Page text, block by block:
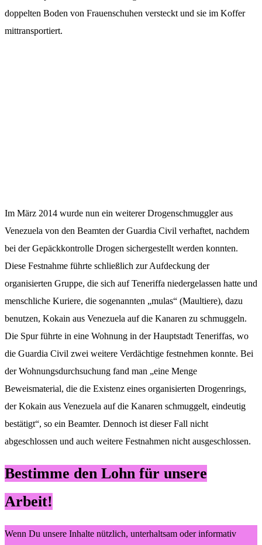
doppelten Boden von Frauenschuhen versteckt und sie im Koffer
mittransportiert.
Im März 2014 wurde nun ein weiterer Drogenschmuggler aus
Venezuela von den Beamten der Guardia Civil verhaftet, nachdem
bei der Gepäckkontrolle Drogen sichergestellt werden konnten.
Diese Festnahme führte schließlich zur Aufdeckung der
organisierten Gruppe, die sich auf Teneriffa niedergelassen hatte und
menschliche Kuriere, die sogenannten „mulas“ (Maultiere), dazu
benutzen, Kokain aus Venezuela auf die Kanaren zu schmuggeln.
Die Spur führte in eine Wohnung in der Hauptstadt Teneriffas, wo
die Guardia Civil zwei weitere Verdächtige festnehmen konnte. Bei
der Wohnungsdurchsuchung fand man „eine Menge
Beweismaterial, die die Existenz eines organisierten Drogenrings,
der Kokain aus Venezuela auf die Kanaren schmuggelt, eindeutig
bestätigt“, so ein Beamter. Dennoch ist dieser Fall nicht
abgeschlossen und auch weitere Festnahmen nicht ausgeschlossen.
Bestimme den Lohn für unsere
Arbeit!
Wenn Du unsere Inhalte nützlich, unterhaltsam oder informativ